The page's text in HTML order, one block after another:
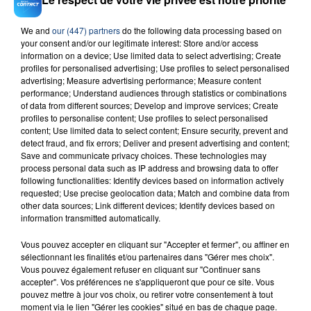
L'info de votre région, l'actu insolite, des invités, des
jeux, le remboursement de vos courses et le meilleur
mix Contact FM.
TITRES DIFFUSÉS
18h38
18h38
We and our (447) partnersdo the following data processing based on
your consent and/or our legitimate interest: Store and/or access
information on a device; Use limited data to select advertising; Create
profiles for personalised advertising; Use profiles to select personalised
advertising; Measure advertising performance; Measure content
performance; Understand audiences through statistics or combinations
of data from different sources; Develop and improve services; Create
profiles to personalise content; Use profiles to select personalised
content; Use limited data to select content; Ensure security, prevent and
detect fraud, and fix errors; Deliver and present advertising and content;
Save and communicate privacy choices. These technologies may
process personal data such as IP address and browsing data to offer
following functionalities: Identify devices based on information actively
requested; Use precise geolocation data; Match and combine data from
other data sources; Link different devices; Identify devices based on
information transmitted automatically.
Vous pouvez accepter en cliquant sur "Accepter et fermer", ou affiner en
sélectionnant les finalités et/ou partenaires dans "Gérer mes choix".
Vous pouvez également refuser en cliquant sur "Continuer sans
accepter". Vos préférences ne s'appliqueront que pour ce site. Vous
pouvez mettre à jour vos choix, ou retirer votre consentement à tout
moment via le lien "Gérer les cookies" situé en bas de chaque page.